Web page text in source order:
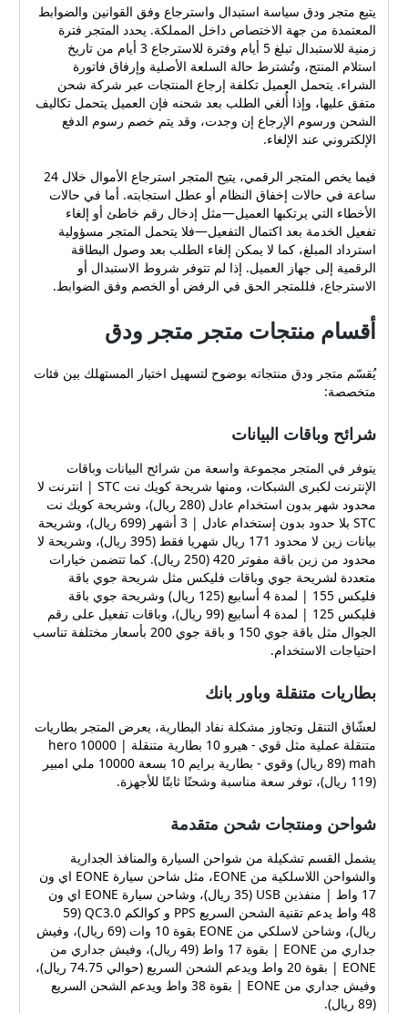
يتبع متجر ودق سياسة استبدال واسترجاع وفق القوانين والضوابط
المعتمدة من جهة الاختصاص داخل المملكة. يحدد المتجر فترة
زمنية للاستبدال تبلغ 5 أيام وفترة للاسترجاع 3 أيام من تاريخ
استلام المنتج، وتُشترط حالة السلعة الأصلية وإرفاق فاتورة
الشراء. يتحمل العميل تكلفة إرجاع المنتجات عبر شركة شحن
متفق عليها، وإذا أُلغي الطلب بعد شحنه فإن العميل يتحمل تكاليف
الشحن ورسوم الإرجاع إن وجدت، وقد يتم خصم رسوم الدفع
الإلكتروني عند الإلغاء.
فيما يخص المتجر الرقمي، يتيح المتجر استرجاع الأموال خلال 24
ساعة في حالات إخفاق النظام أو عطل استجابته. أما في حالات
الأخطاء التي يرتكبها العميل—مثل إدخال رقم خاطئ أو إلغاء
تفعيل الخدمة بعد اكتمال التفعيل—فلا يتحمل المتجر مسؤولية
استرداد المبلغ، كما لا يمكن إلغاء الطلب بعد وصول البطاقة
الرقمية إلى جهاز العميل. إذا لم تتوفر شروط الاستبدال أو
الاسترجاع، فللمتجر الحق في الرفض أو الخصم وفق الضوابط.
أقسام منتجات متجر متجر ودق
يُقسّم متجر ودق منتجاته بوضوح لتسهيل اختيار المستهلك بين فئات
متخصصة:
شرائح وباقات البيانات
يتوفر في المتجر مجموعة واسعة من شرائح البيانات وباقات
الإنترنت لكبرى الشبكات، ومنها شريحة كويك نت STC | انترنت لا
محدود شهر بدون استخدام عادل (280 ريال)، وشريحة كويك نت
STC بلا حدود بدون إستخدام عادل | 3 أشهر (699 ريال)، وشريحة
بيانات زين لا محدود 171 ريال شهريا فقط (395 ريال)، وشريحة لا
محدود من زين باقة مفوتر 420 (250 ريال). كما تتضمن خيارات
متعددة لشريحة جوي وباقات فليكس مثل شريحة جوي باقة
فليكس 155 | لمدة 4 أسابيع (125 ريال) وشريحة جوي باقة
فليكس 125 | لمدة 4 أسابيع (99 ريال)، وباقات تفعيل على رقم
الجوال مثل باقة جوي 150 و باقة جوي 200 بأسعار مختلفة تناسب
احتياجات الاستخدام.
بطاريات متنقلة وباور بانك
لعشّاق التنقل وتجاوز مشكلة نفاد البطارية، يعرض المتجر بطاريات
متنقلة عملية مثل قوي - هيرو 10 بطارية متنقلة | hero 10000
mah (89 ريال) وقوي - بطارية برايم 10 بسعة 10000 ملي امبير
(119 ريال)، توفر سعة مناسبة وشحنًا ثابتًا للأجهزة.
شواحن ومنتجات شحن متقدمة
يشمل القسم تشكيلة من شواحن السيارة والمنافذ الجدارية
والشواحن اللاسلكية من EONE، مثل شاحن سيارة EONE اي ون
17 واط | منفذين USB (35 ريال)، وشاحن سيارة EONE اي ون
48 واط يدعم تقنية الشحن السريع PPS و كوالكم QC3.0 (59
ريال)، وشاحن لاسلكي من EONE بقوة 10 وات (69 ريال)، وفيش
جداري من EONE | بقوة 17 واط (49 ريال)، وفيش جداري من
EONE | بقوة 20 واط ويدعم الشحن السريع (حوالي 74.75 ريال)،
وفيش جداري من EONE | بقوة 38 واط ويدعم الشحن السريع
(89 ريال).